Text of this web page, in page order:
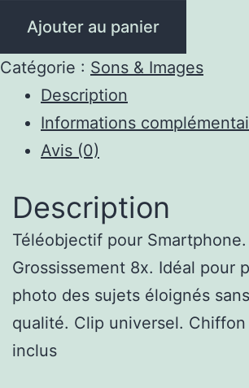
Téléobjectif
Smartphone
Ajouter au panier
Catégorie : Sons & Images
Description
Informations
Avis (0)
Description
Téléobjectif pour Smartphone.
Grossissement 8x. Idéal pour
photo des sujets éloignés
qualité. Clip universel.
inclus